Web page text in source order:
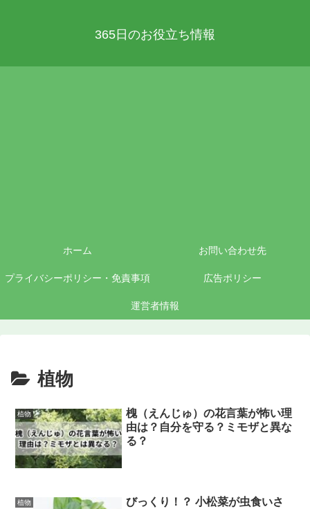
365日のお役立ち情報
ホーム お問い合わせ先
プライバシーポリシー・免責事項 広告ポリシー
運営者情報
植物
植物
槐（えんじゅ）の花言葉が怖い理
由は？自分を守る？ミモザと異な
る？
植物
びっくり！？ 小松菜が虫食いさ